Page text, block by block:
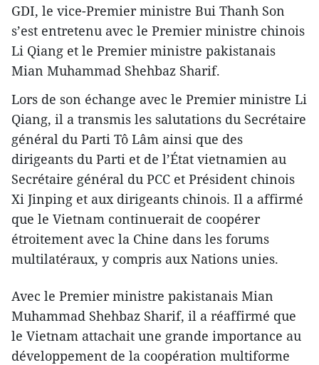
GDI, le vice-Premier ministre Bui Thanh Son
s’est entretenu avec le Premier ministre chinois
Li Qiang et le Premier ministre pakistanais
Mian Muhammad Shehbaz Sharif.
Lors de son échange avec le Premier ministre Li
Qiang, il a transmis les salutations du Secrétaire
général du Parti Tô Lâm ainsi que des
dirigeants du Parti et de l’État vietnamien au
Secrétaire général du PCC et Président chinois
Xi Jinping et aux dirigeants chinois. Il a affirmé
que le Vietnam continuerait de coopérer
étroitement avec la Chine dans les forums
multilatéraux, y compris aux Nations unies.
Avec le Premier ministre pakistanais Mian
Muhammad Shehbaz Sharif, il a réaffirmé que
le Vietnam attachait une grande importance au
développement de la coopération multiforme